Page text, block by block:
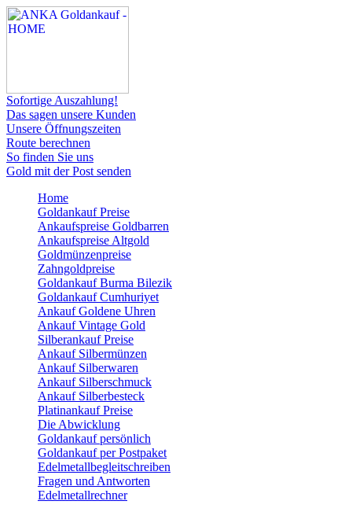
Sofortige Auszahlung!
Das sagen unsere Kunden
Unsere Öffnungszeiten
Route berechnen
So finden Sie uns
Gold mit der Post senden
Home
Goldankauf Preise
Ankaufspreise Goldbarren
Ankaufspreise Altgold
Goldmünzenpreise
Zahngoldpreise
Goldankauf Burma Bilezik
Goldankauf Cumhuriyet
Ankauf Goldene Uhren
Ankauf Vintage Gold
Silberankauf Preise
Ankauf Silbermünzen
Ankauf Silberwaren
Ankauf Silberschmuck
Ankauf Silberbesteck
Platinankauf Preise
Die Abwicklung
Goldankauf persönlich
Goldankauf per Postpaket
Edelmetallbegleitschreiben
Fragen und Antworten
Edelmetallrechner